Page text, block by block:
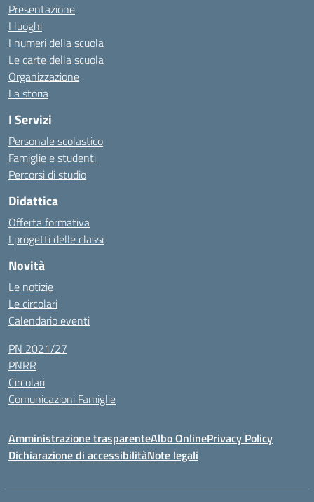
Presentazione
I luoghi
I numeri della scuola
Le carte della scuola
Organizzazione
La storia
I Servizi
Personale scolastico
Famiglie e studenti
Percorsi di studio
Didattica
Offerta formativa
I progetti delle classi
Novità
Le notizie
Le circolari
Calendario eventi
PN 2021/27
PNRR
Circolari
Comunicazioni Famiglie
Amministrazione trasparenteAlbo OnlinePrivacy Policy
Dichiarazione di accessibilitàNote legali